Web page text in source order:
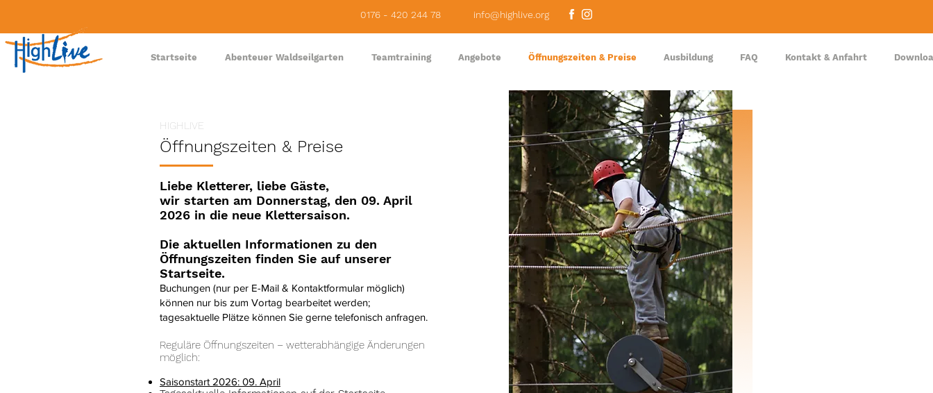
0176 - 420 244 78 info@highlive.org
Startseite Abenteuer Waldseilgarten Teamtraining Angebote Öffnungszeiten & Preise Ausbildung FAQ Kontakt & Anfahrt
HIGHLIVE
Öffnungszeiten & Preise
Liebe Kletterer, liebe Gäste,
wir starten am Donnerstag, den 09. April
2026 in die neue Klettersaison.
Die aktuellen Informationen zu den
Öffnungszeiten finden Sie auf unserer
Startseite.
Buchungen (nur per E-Mail & Kontaktformular möglich)
können nur bis zum Vortag bearbeitet werden;
tagesaktuelle Plätze können Sie gerne telefonisch anfragen.
Reguläre Öffnungszeiten – wetterabhängige Änderungen
möglich:
Saisonstart 2026: 09. April